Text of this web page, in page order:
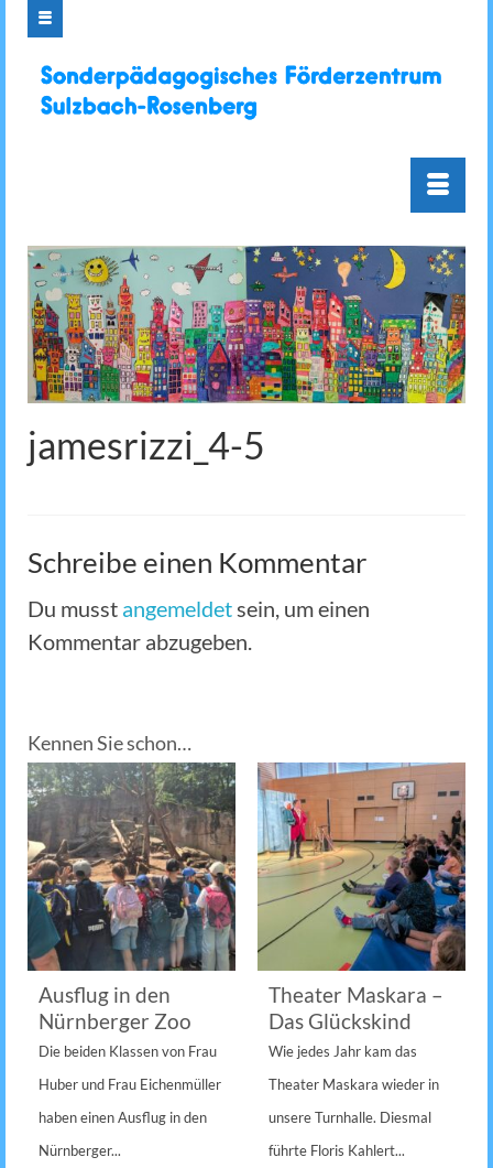
jamesrizzi_4-5
Schreibe einen Kommentar
Du musst angemeldetsein, um einen
Kommentar abzugeben.
Kennen Sie schon…
Ausflug in den
Nürnberger Zoo
Die beiden Klassen von Frau
Huber und Frau Eichenmüller
haben einen Ausflug in den
Nürnberger...
Theater Maskara –
Das Glückskind
Wie jedes Jahr kam das
Theater Maskara wieder in
unsere Turnhalle. Diesmal
führte Floris Kahlert...